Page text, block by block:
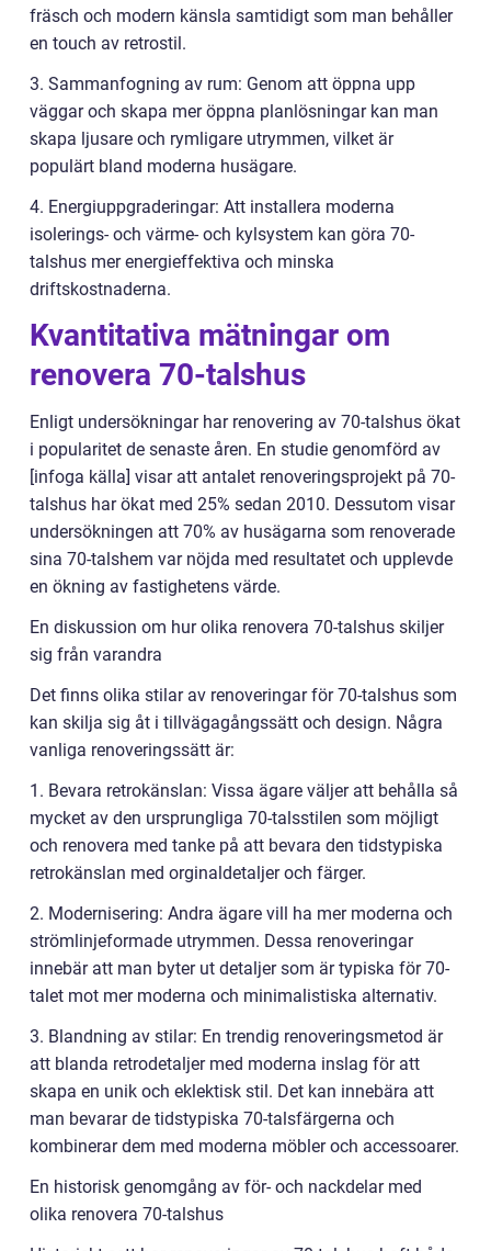
fräsch och modern känsla samtidigt som man behåller
en touch av retrostil.
3. Sammanfogning av rum: Genom att öppna upp
väggar och skapa mer öppna planlösningar kan man
skapa ljusare och rymligare utrymmen, vilket är
populärt bland moderna husägare.
4. Energiuppgraderingar: Att installera moderna
isolerings- och värme- och kylsystem kan göra 70-
talshus mer energieffektiva och minska
driftskostnaderna.
Kvantitativa mätningar om
renovera 70-talshus
Enligt undersökningar har renovering av 70-talshus ökat
i popularitet de senaste åren. En studie genomförd av
[infoga källa] visar att antalet renoveringsprojekt på 70-
talshus har ökat med 25% sedan 2010. Dessutom visar
undersökningen att 70% av husägarna som renoverade
sina 70-talshem var nöjda med resultatet och upplevde
en ökning av fastighetens värde.
En diskussion om hur olika renovera 70-talshus skiljer
sig från varandra
Det finns olika stilar av renoveringar för 70-talshus som
kan skilja sig åt i tillvägagångssätt och design. Några
vanliga renoveringssätt är:
1. Bevara retrokänslan: Vissa ägare väljer att behålla så
mycket av den ursprungliga 70-talsstilen som möjligt
och renovera med tanke på att bevara den tidstypiska
retrokänslan med orginaldetaljer och färger.
2. Modernisering: Andra ägare vill ha mer moderna och
strömlinjeformade utrymmen. Dessa renoveringar
innebär att man byter ut detaljer som är typiska för 70-
talet mot mer moderna och minimalistiska alternativ.
3. Blandning av stilar: En trendig renoveringsmetod är
att blanda retrodetaljer med moderna inslag för att
skapa en unik och eklektisk stil. Det kan innebära att
man bevarar de tidstypiska 70-talsfärgerna och
kombinerar dem med moderna möbler och accessoarer.
En historisk genomgång av för- och nackdelar med
olika renovera 70-talshus